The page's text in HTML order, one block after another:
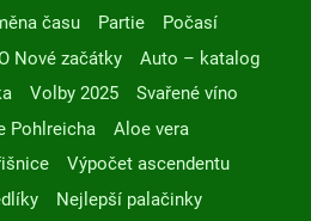
času Partie
Počasí
Nové začátky
Auto – katalog
Volby 2025
Svařené víno
Pohlreicha
Aloe vera
Výpočet ascendentu
Nejlepší palačinky